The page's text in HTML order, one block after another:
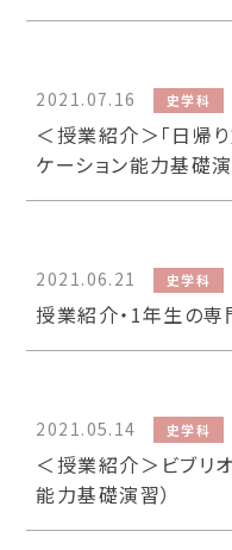
2021.07.16 史学科
＜授業紹介＞「日帰り
ケーション能力基礎演
2021.06.21 史学科
授業紹介・1年生の
2021.05.14 史学科
＜授業紹介＞ビブリオ
能力基礎演習）